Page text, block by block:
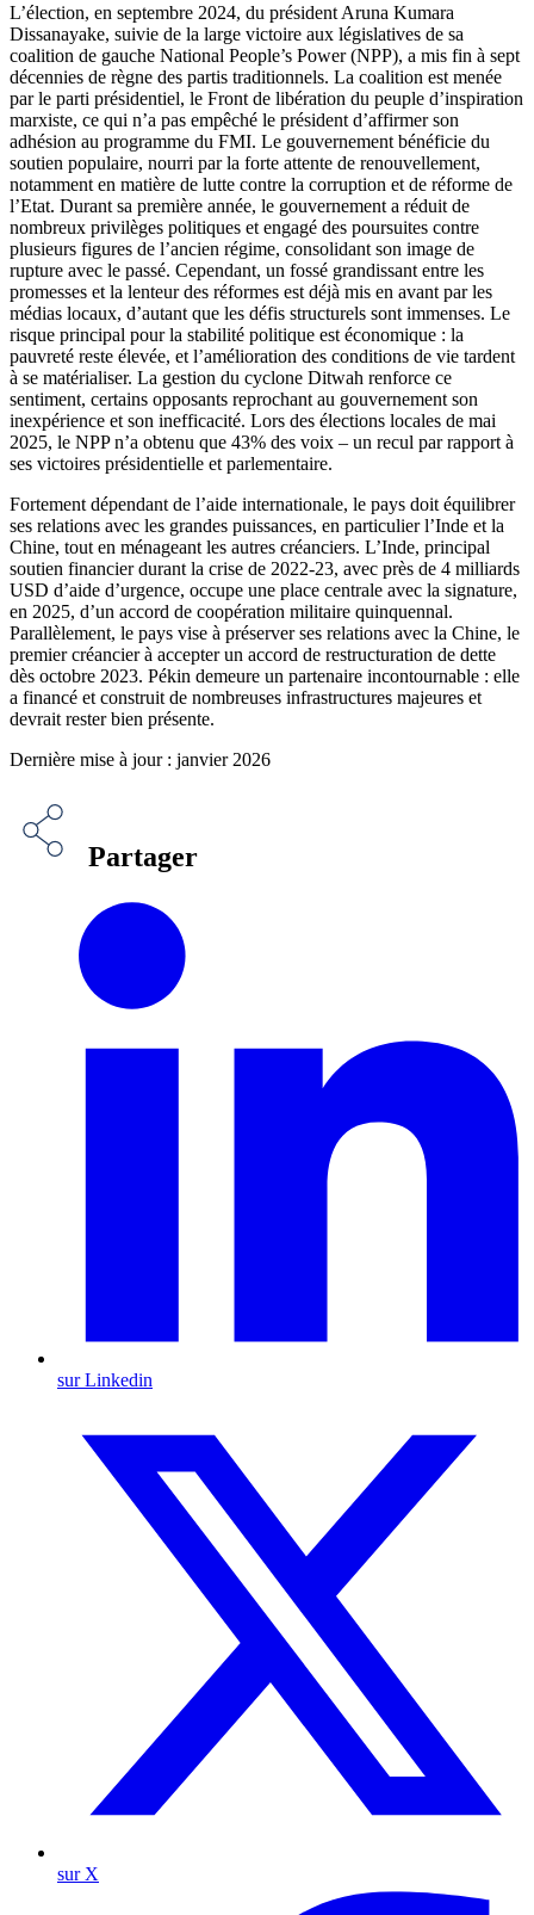
L’élection, en septembre 2024, du président Aruna Kumara
Dissanayake, suivie de la large victoire aux législatives de sa
coalition de gauche National People’s Power (NPP), a mis fin à sept
décennies de règne des partis traditionnels. La coalition est menée
par le parti présidentiel, le Front de libération du peuple d’inspiration
marxiste, ce qui n’a pas empêché le président d’affirmer son
adhésion au programme du FMI. Le gouvernement bénéficie du
soutien populaire, nourri par la forte attente de renouvellement,
notamment en matière de lutte contre la corruption et de réforme de
l’Etat. Durant sa première année, le gouvernement a réduit de
nombreux privilèges politiques et engagé des poursuites contre
plusieurs figures de l’ancien régime, consolidant son image de
rupture avec le passé. Cependant, un fossé grandissant entre les
promesses et la lenteur des réformes est déjà mis en avant par les
médias locaux, d’autant que les défis structurels sont immenses. Le
risque principal pour la stabilité politique est économique : la
pauvreté reste élevée, et l’amélioration des conditions de vie tardent
à se matérialiser. La gestion du cyclone Ditwah renforce ce
sentiment, certains opposants reprochant au gouvernement son
inexpérience et son inefficacité. Lors des élections locales de mai
2025, le NPP n’a obtenu que 43% des voix – un recul par rapport à
ses victoires présidentielle et parlementaire.
Fortement dépendant de l’aide internationale, le pays doit équilibrer
ses relations avec les grandes puissances, en particulier l’Inde et la
Chine, tout en ménageant les autres créanciers. L’Inde, principal
soutien financier durant la crise de 2022-23, avec près de 4 milliards
USD d’aide d’urgence, occupe une place centrale avec la signature,
en 2025, d’un accord de coopération militaire quinquennal.
Parallèlement, le pays vise à préserver ses relations avec la Chine, le
premier créancier à accepter un accord de restructuration de dette
dès octobre 2023. Pékin demeure un partenaire incontournable : elle
a financé et construit de nombreuses infrastructures majeures et
devrait rester bien présente.
Dernière mise à jour : janvier 2026
Partager
sur Linkedin
sur X